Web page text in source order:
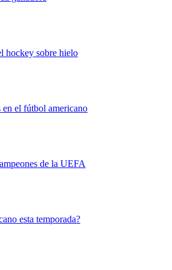
hockey sobre hielo
en el fútbol americano
de la UEFA
esta temporada?